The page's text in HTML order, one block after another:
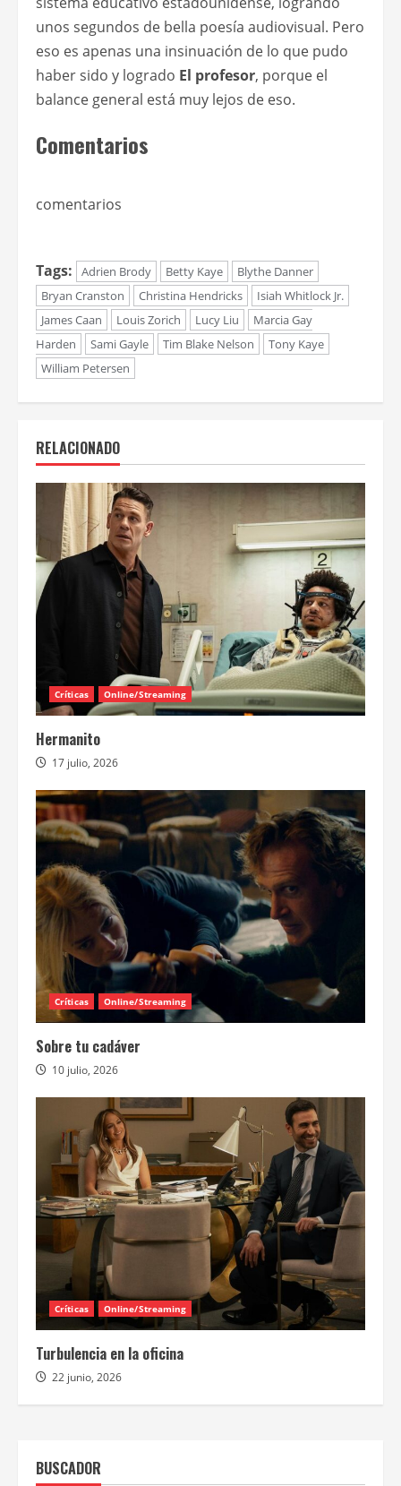
unos segundos de bella poesía audiovisual. Pero
eso es apenas una insinuación de lo que pudo
haber sido y logrado El profesor, porque el
balance general está muy lejos de eso.
Comentarios
comentarios
Tags: Adrien Brody Betty Kaye
Blythe Danner
Bryan Cranston
Christina Hendricks
Isiah Whitlock Jr.
James Caan
Louis Zorich Lucy Liu
Marcia Gay
Harden
Sami Gayle Tim Blake Nelson
Tony Kaye
William Petersen
RELACIONADO
Críticas Online/Streaming
Hermanito
17 julio, 2026
Críticas Online/Streaming
Sobre tu cadáver
10 julio, 2026
Críticas Online/Streaming
Turbulencia en la oficina
22 junio, 2026
BUSCADOR